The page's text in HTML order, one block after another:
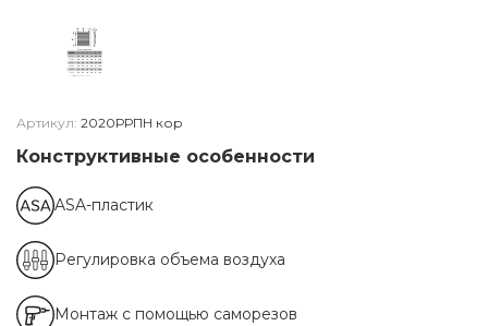
Артикул: 2020РРПН кор
Конструктивные особенности
ASA-пластик
Регулировка объема воздуха
Монтаж с помощью саморезов